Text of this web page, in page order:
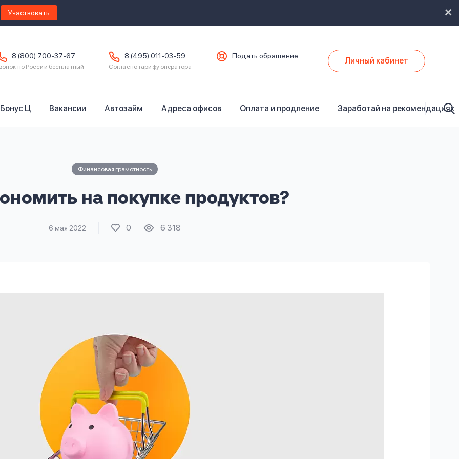
Участвовать
8 (800) 700-37-67
по России бесплатный
8 (495) 011-03-59
Согласно тарифу оператора
Подать обращение Личный кабинет
Бонус Ц Вакансии Автозайм Адреса офисов Оплата и продление Заработай на рекомендациях
Финансовая грамотность
на покупке продуктов?
6 мая 2022 0 6 318